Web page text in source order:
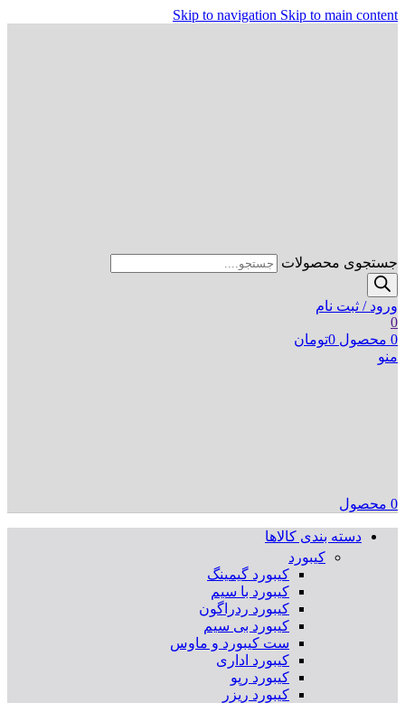
Skip to navigation Skip to main content
جستجوی محصولات
ورود / ثبت نام
0
0 محصول 0تومان
منو
0 محصول
دسته بندی کالاها
کیبورد
کیبورد گیمینگ
کیبورد با سیم
کیبورد ردراگون
کیبورد بی سیم
ست کیبورد و ماوس
کیبورد اداری
کیبورد رپو
کیبورد ریزر